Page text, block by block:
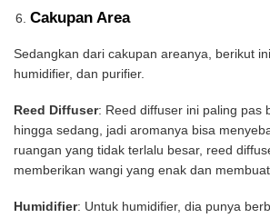
Cakupan Area
Sedangkan dari cakupan areanya, berikut
humidifier, dan purifier.
Reed Diffuser: Reed diffuser ini paling pas
hingga sedang, jadi aromanya bisa
ruangan yang tidak terlalu besar, reed
memberikan wangi yang enak dan
Humidifier: Untuk humidifier, dia punya